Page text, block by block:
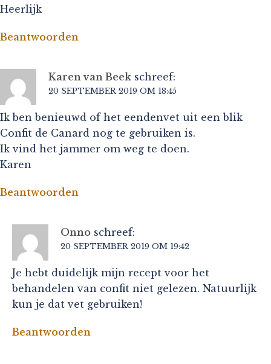
Heerlijk
Beantwoorden
Karen van Beek schreef:
20 SEPTEMBER 2019 OM 18:45
Ik ben benieuwd of het eendenvet uit een blik
Confit de Canard nog te gebruiken is.
Ik vind het jammer om weg te doen.
Karen
Beantwoorden
Onno schreef:
20 SEPTEMBER 2019 OM 19:42
Je hebt duidelijk mijn recept voor het
behandelen van confit niet gelezen. Natuurlijk
kun je dat vet gebruiken!
Beantwoorden